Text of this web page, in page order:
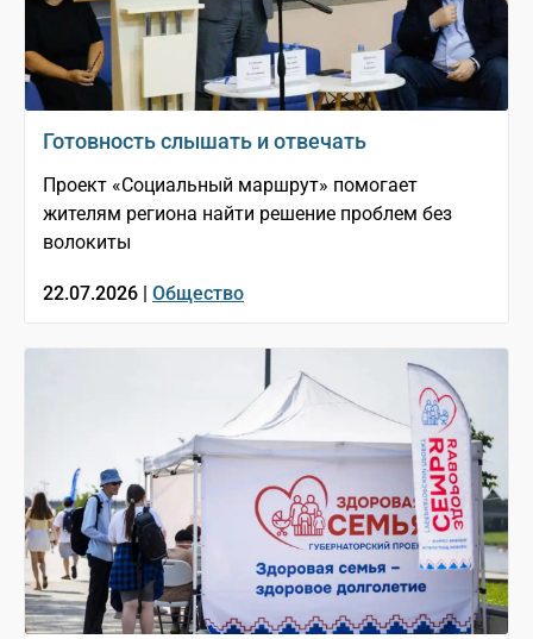
Готовность слышать и отвечать
Проект «Социальный маршрут» помогает
жителям региона найти решение проблем без
волокиты
22.07.2026 | Общество